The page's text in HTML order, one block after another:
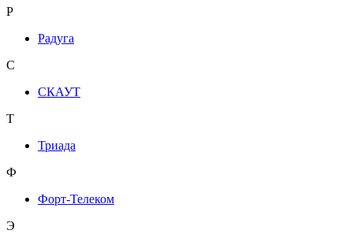
Р
Радуга
С
СКАУТ
Т
Триада
Ф
Форт-Телеком
Э